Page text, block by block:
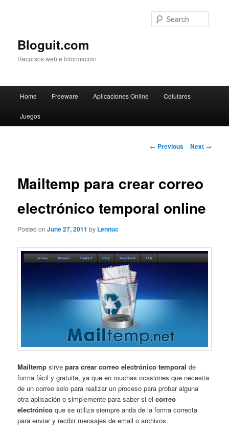
Bloguit.com
Recursos web e Información
Skip
to
Home Freeware Aplicaciones Online Celulares
Juegos
Post
← Previous Next →
Mailtemp para crear correo
electrónico temporal online
Posted onJune 27, 2011 by Lennuc
Mailtempsirvepara crear correo electrónico temporal de
forma fácil y gratuita, ya que en muchas ocasiones que necesita
de un correo solo para realizar un proceso para probar alguna
otra aplicación o simplemente para saber si elcorreo
electrónico que se utiliza siempre anda de la forma correcta
para enviar y recibir mensajes de email o archivos.